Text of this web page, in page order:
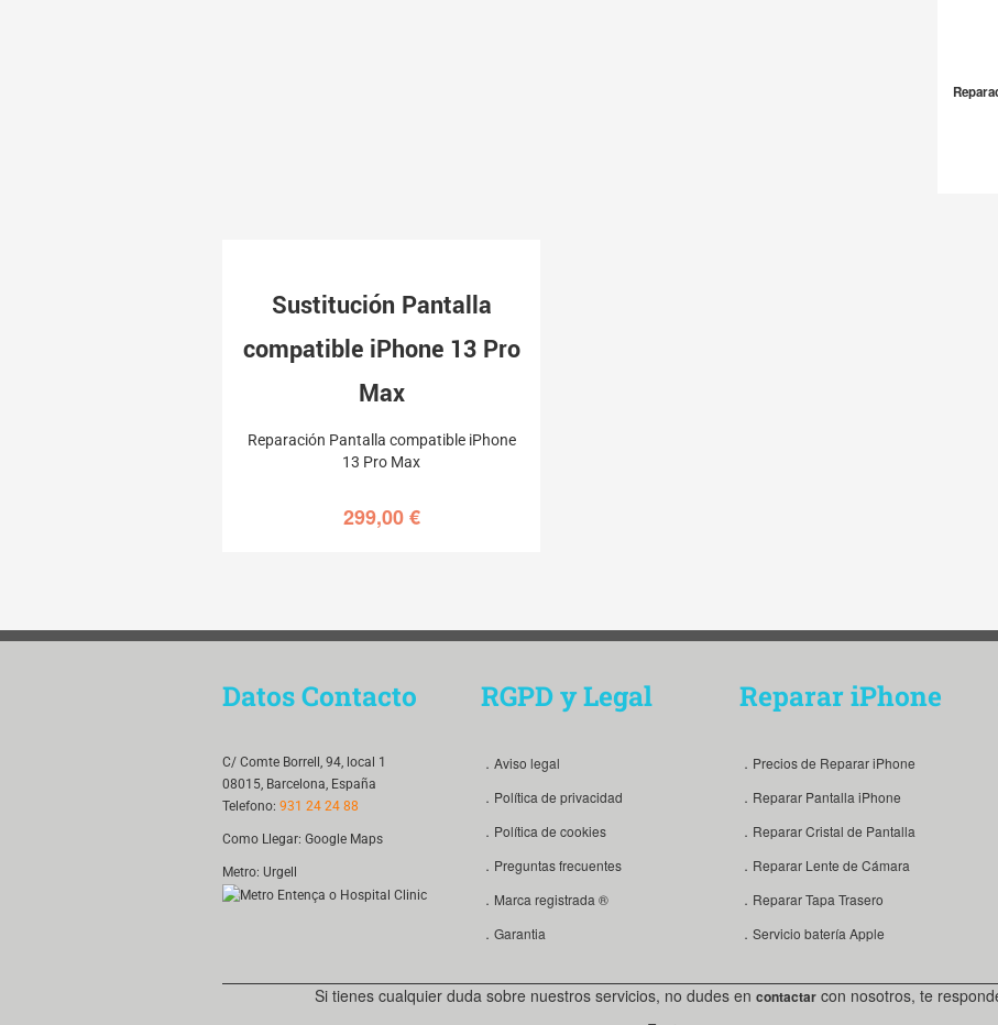
Sustitución Pantalla
compatible iPhone 13 Pro
Max
Reparación Pantalla compatible iPhone
13 Pro Max
299,00€
Datos Contacto
C/ Comte Borrell, 94, local 1
08015, Barcelona, España
Telefono: 931 24 24 88
Como Llegar: Google Maps
Metro: Urgell
RGPD y Legal
．Aviso legal
．Política de privacidad
．Política de cookies
．Preguntas frecuentes
．Marca registrada ®
．Garantia
Reparar iPhone
．Precios de Reparar iPhone
．Reparar Pantalla iPhone
．Reparar Cristal de Pantalla
．Reparar Lente de Cámara
．Reparar Tapa Trasero
．Servicio batería Apple
Si tienes cualquier duda sobre nuestros servicios, no dudes en contactarcon nosotros, te